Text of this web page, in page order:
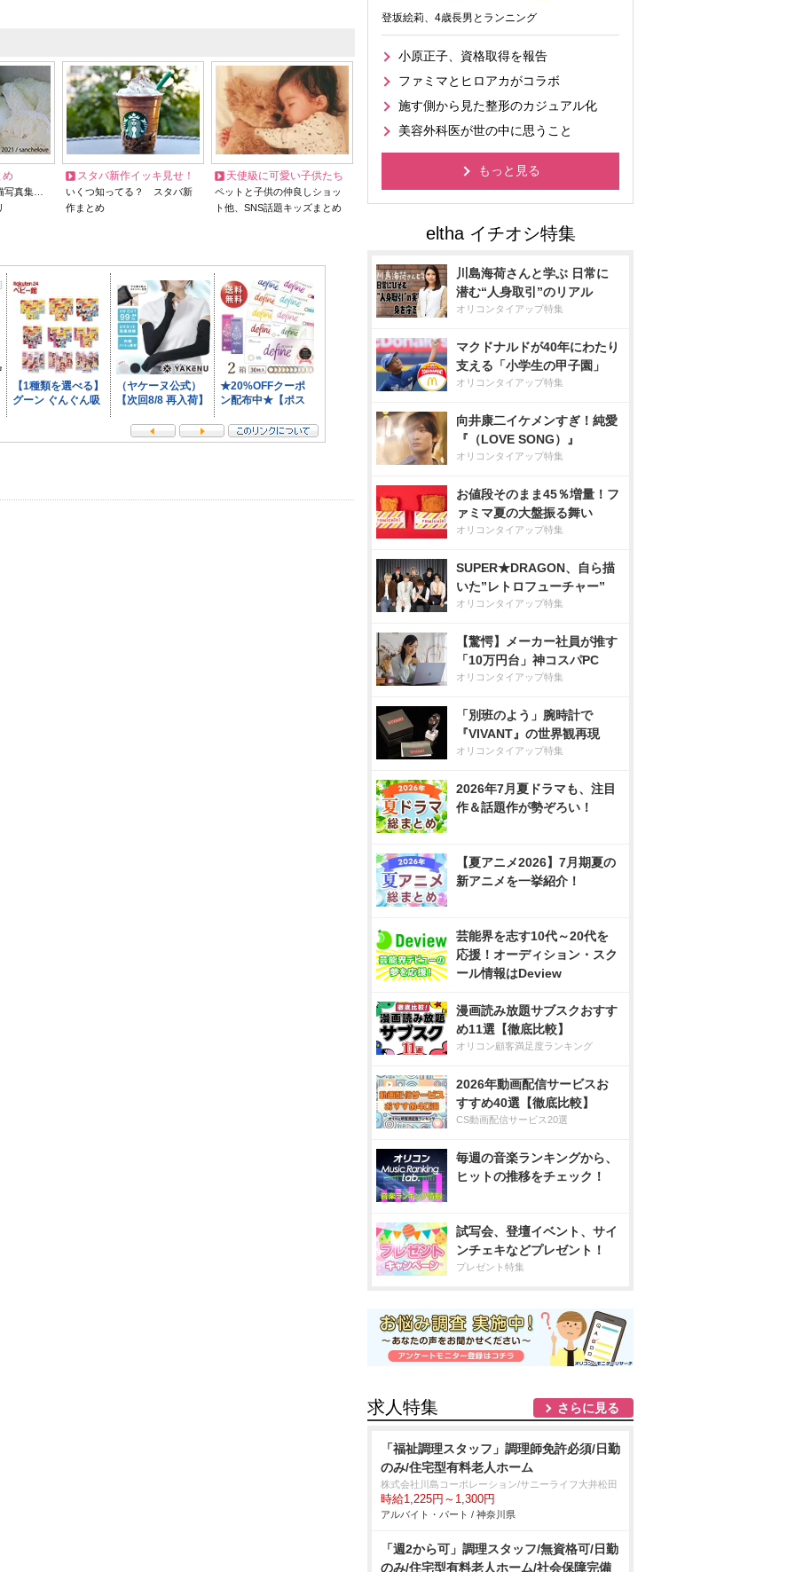
め
写真集…
スタバ新作イッキ見せ！
いくつ知ってる？ スタバ新
作まとめ
天使級に可愛い子供たち
ペットと子供の仲良しショッ
ト他、SNS話題キッズまとめ
登坂絵莉、4歳長男とランニング
小原正子、資格取得を報告
ファミマとヒロアカがコラボ
施す側から見た整形のカジュアル化
美容外科医が世の中に思うこと
もっと見る
川島海荷さんと学ぶ 日常に
潜む“人身取引”のリアル
オリコンタイアップ特集
マクドナルドが40年にわたり
支える「小学生の甲子園」
オリコンタイアップ特集
向井康二イケメンすぎ！純愛
『（LOVE SONG）』
オリコンタイアップ特集
お値段そのまま45％増量！フ
ァミマ夏の大盤振る舞い
オリコンタイアップ特集
SUPER★DRAGON、自ら描
いた”レトロフューチャー”
オリコンタイアップ特集
【驚愕】メーカー社員が推す
「10万円台」神コスパPC
オリコンタイアップ特集
「別班のよう」腕時計で
『VIVANT』の世界観再現
オリコンタイアップ特集
2026年7月夏ドラマも、注目
作＆話題作が勢ぞろい！
【夏アニメ2026】7月期夏の
新アニメを一挙紹介！
芸能界を志す10代～20代を
応援！オーディション・スク
ール情報はDeview
漫画読み放題サブスクおすす
め11選【徹底比較】
オリコン顧客満足度ランキング
2026年動画配信サービスお
すすめ40選【徹底比較】
CS動画配信サービス20選
毎週の音楽ランキングから、
ヒットの推移をチェック！
試写会、登壇イベント、サイ
ンチェキなどプレゼント！
プレゼント特集
求人特集 さらに見る
「福祉調理スタッフ」調理師免許必須/日勤
のみ/住宅型有料老人ホーム
株式会社川島コーポレーション/サニーライフ大井松田
時給1,225円～1,300円
アルバイト・パート / 神奈川県
「週2から可」調理スタッフ/無資格可/日勤
のみ/住宅型有料老人ホーム/社会保障完備